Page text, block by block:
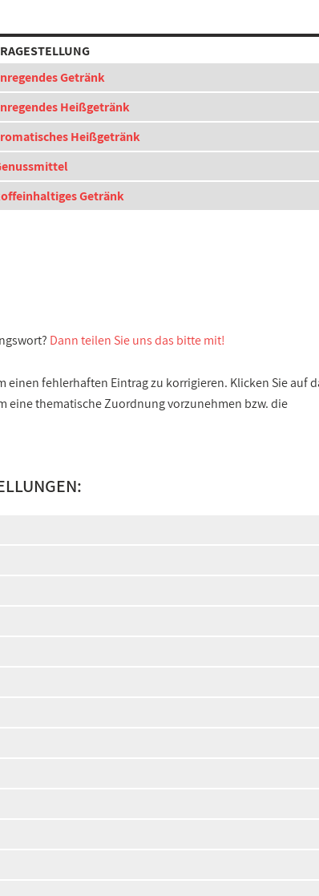
Getränk
Heißgetränk
Heißgetränk
Getränk
Dann teilen Sie uns das bitte mit!
einen fehlerhaften Eintrag zu korrigieren. Klicken Sie auf
eine thematische Zuordnung vorzunehmen bzw. die